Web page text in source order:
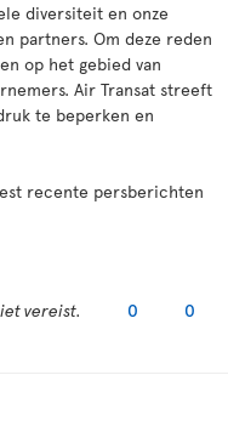
diversiteit en onze
partners. Om deze reden
op het gebied van
Air Transat streeft
te beperken en
recente persberichten
vereist. 0 0